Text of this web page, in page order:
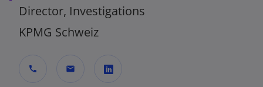
Director, Investigations
KPMG Schweiz
call mail